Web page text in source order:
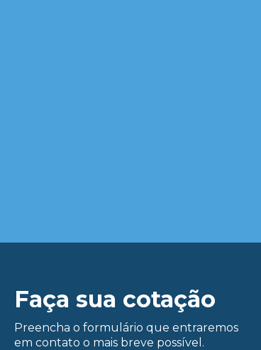
Faça sua cotação
Preencha o formulário que entraremos
em contato o mais breve possível.